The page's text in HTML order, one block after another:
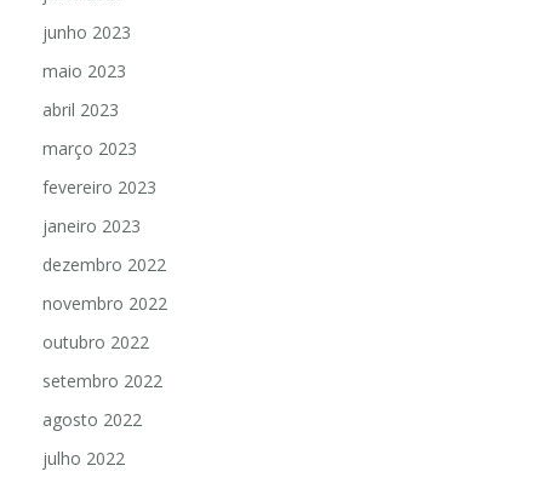
junho 2023
maio 2023
abril 2023
março 2023
fevereiro 2023
janeiro 2023
dezembro 2022
novembro 2022
outubro 2022
setembro 2022
agosto 2022
julho 2022